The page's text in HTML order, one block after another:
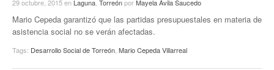
29 octubre, 2015en Laguna, TorreónporMayela Ávila Saucedo
Mario Cepeda garantizó que las partidas presupuestales en materia de
asistencia social no se verán afectadas.
Tags: Desarrollo Social de Torreón, Mario Cepeda Villarreal